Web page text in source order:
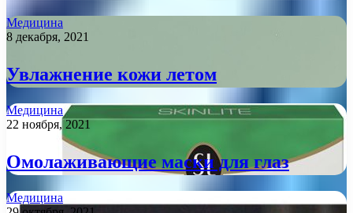
Медицина
8 декабря, 2021
Увлажнение кожи летом
Медицина
22 ноября, 2021
Омолаживающие маски для глаз
Медицина